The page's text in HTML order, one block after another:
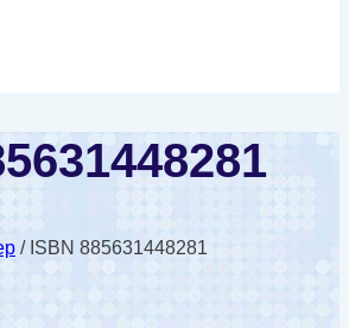
/ ISBN 885631448281